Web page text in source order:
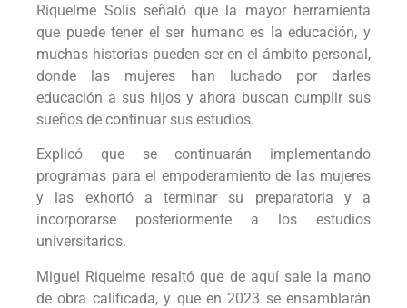
Riquelme Solís señaló que la mayor herramienta
que puede tener el ser humano es la educación, y
muchas historias pueden ser en el ámbito personal,
donde las mujeres han luchado por darles
educación a sus hijos y ahora buscan cumplir sus
sueños de continuar sus estudios.
Explicó que se continuarán implementando
programas para el empoderamiento de las mujeres
y las exhortó a terminar su preparatoria y a
incorporarse posteriormente a los estudios
universitarios.
Miguel Riquelme resaltó que de aquí sale la mano
de obra calificada, y que en 2023 se ensamblarán